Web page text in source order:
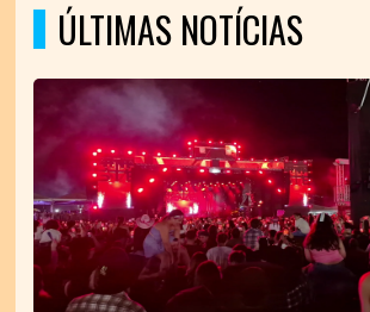
ÚLTIMAS NOTÍCIAS